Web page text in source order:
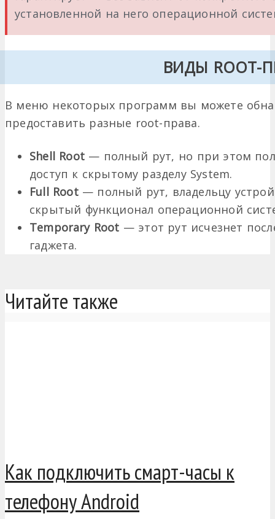
установленной на него операционной
ВИДЫ ROOT-
В меню некоторых программ вы можете
предоставить разные root-права.
Shell Root— полный рут, но при этом
доступ к скрытому разделу System.
Full Root— полный рут, владельцу
скрытый функционал операционной
Temporary Root — этот рут исчезнет
гаджета.
Читайте также
Как подключить смарт-часы к
телефону Android